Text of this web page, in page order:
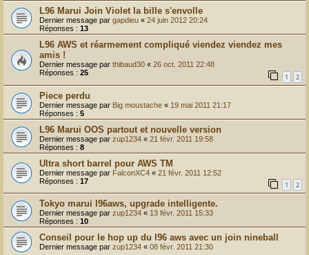
L96 Marui Join Violet la bille s'envolle
Dernier message par gapdieu « 24 juin 2012 20:24
Réponses : 13
L96 AWS et réarmement compliqué viendez viendez mes
amis !
Dernier message par thibaud30 « 26 oct. 2011 22:48
Réponses : 25 1 2
Piece perdu
Dernier message par Big moustache « 19 mai 2011 21:17
Réponses : 5
L96 Marui OOS partout et nouvelle version
Dernier message par zup1234 « 21 févr. 2011 19:58
Réponses : 8
Ultra short barrel pour AWS TM
Dernier message par FalconXC4 « 21 févr. 2011 12:52
Réponses : 17 1 2
Tokyo marui l96aws, upgrade intelligente.
Dernier message par zup1234 « 13 févr. 2011 15:33
Réponses : 10
Conseil pour le hop up du l96 aws avec un join nineball
Dernier message par zup1234 « 08 févr. 2011 21:30